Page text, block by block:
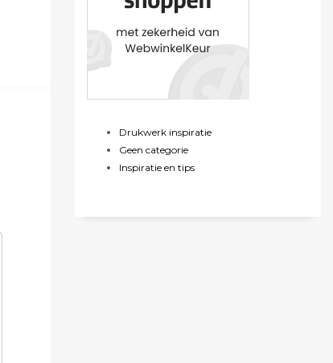
Drukwerk inspiratie
Geen categorie
Inspiratie en tips